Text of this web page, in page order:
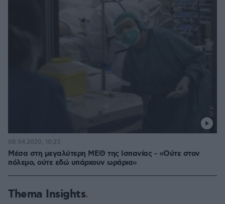
Μέσα στη μεγαλύτερη ΜΕΘ της Ισπανίας - «Ούτε στον
πόλεμο, ούτε εδώ υπάρχουν ωράρια»
08.04.2020, 10:23
Thema Insights